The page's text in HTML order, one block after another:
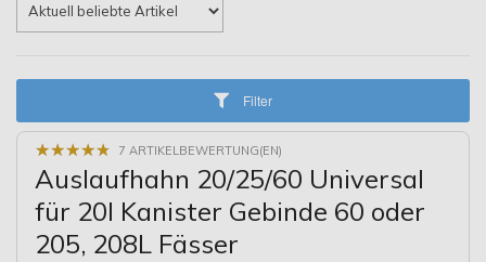
Filter
★★★★★
★★★★★ 7 ARTIKELBEWERTUNG(EN)
Auslaufhahn 20/25/60 Universal
für 20l Kanister Gebinde 60 oder
205, 208L Fässer